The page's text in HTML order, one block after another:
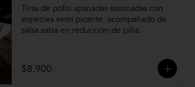
Tiras de pollo apanadas sazonadas con
especies semi picante. acompañado de
salsa salsa en reducción de piña.
$8.900